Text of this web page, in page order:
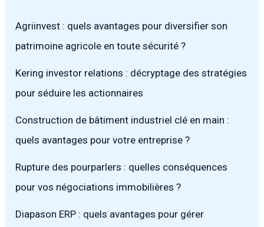
Agriinvest : quels avantages pour diversifier son
patrimoine agricole en toute sécurité ?
Kering investor relations : décryptage des stratégies
pour séduire les actionnaires
Construction de bâtiment industriel clé en main :
quels avantages pour votre entreprise ?
Rupture des pourparlers : quelles conséquences
pour vos négociations immobilières ?
Diapason ERP : quels avantages pour gérer